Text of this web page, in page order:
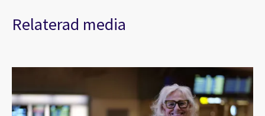
Relaterad media